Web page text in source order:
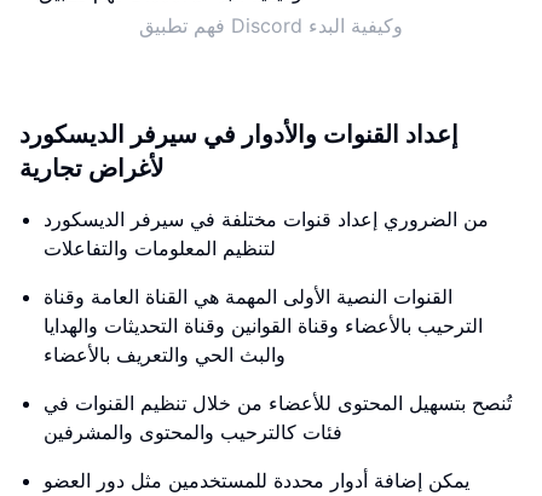
فهم تطبيق Discord وكيفية البدء
إعداد القنوات والأدوار في سيرفر الديسكورد
لأغراض تجارية
من الضروري إعداد قنوات مختلفة في سيرفر الديسكورد
لتنظيم المعلومات والتفاعلات
القنوات النصية الأولى المهمة هي القناة العامة وقناة
الترحيب بالأعضاء وقناة القوانين وقناة التحديثات والهدايا
والبث الحي والتعريف بالأعضاء
تُنصح بتسهيل المحتوى للأعضاء من خلال تنظيم القنوات في
فئات كالترحيب والمحتوى والمشرفين
يمكن إضافة أدوار محددة للمستخدمين مثل دور العضو